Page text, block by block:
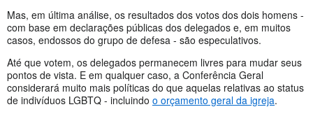
Mas, em última análise, os resultados dos votos dos dois homens -
com base em declarações públicas dos delegados e, em muitos
casos, endossos do grupo de defesa - são especulativos.
Até que votem, os delegados permanecem livres para mudar seus
pontos de vista. E em qualquer caso, a Conferência Geral
considerará muito mais políticas do que aquelas relativas ao status
de indivíduos LGBTQ - incluindo o orçamento geral da igreja.